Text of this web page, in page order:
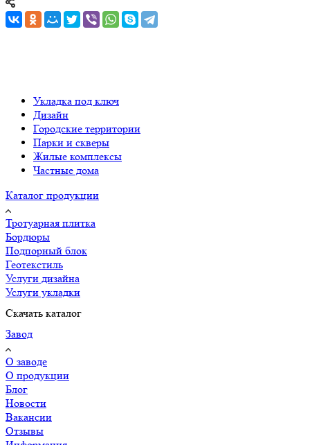
Укладка под ключ
Дизайн
Городские территории
Парки и скверы
Жилые комплексы
Частные дома
Каталог продукции
Тротуарная плитка
Бордюры
Подпорный блок
Геотекстиль
Услуги дизайна
Услуги укладки
Скачать каталог
Завод
О заводе
О продукции
Блог
Новости
Вакансии
Отзывы